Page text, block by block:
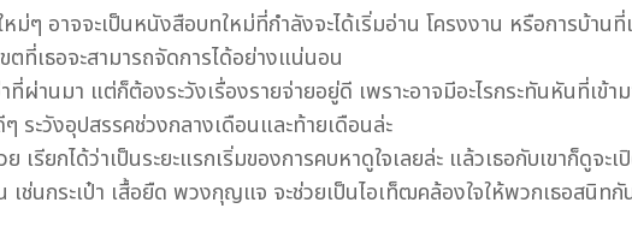
หม่ๆ อาจจะเป็นหนังสือบทใหม่ที่กำลังจะได้เริ่มอ่าน โครงงาน หรือการบ้าน
ที่เธอจะสามารถจัดการได้อย่างแน่นอน
ผ่านมา แต่ก็ต้องระวังเรื่องรายจ่ายอยู่ดี เพราะอาจมีอะไรกระทันหันที่เข้า
ระวังอุปสรรคช่วงกลางเดือนและท้ายเดือนล่ะ
รียกได้ว่าเป็นระยะแรกเริ่มของการคบหาดูใจเลยล่ะ แล้วเธอกับเขาก็ดูจะเ
ช่นกระเป๋า เสื้อยืด พวงกุญแจ จะช่วยเป็นไอเท็ฒคล้องใจให้พวกเธอสนิทกั